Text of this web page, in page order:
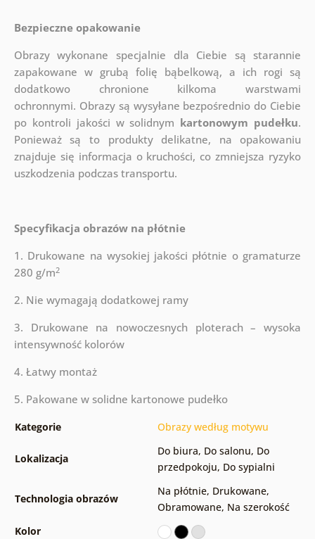
Bezpieczne opakowanie
Obrazy wykonane specjalnie dla Ciebie są starannie
zapakowane w grubą folię bąbelkową, a ich rogi są
dodatkowo chronione kilkoma warstwami
ochronnymi. Obrazy są wysyłane bezpośrednio do Ciebie
po kontroli jakości w solidnym kartonowym pudełku.
Ponieważ są to produkty delikatne, na opakowaniu
znajduje się informacja o kruchości, co zmniejsza ryzyko
uszkodzenia podczas transportu.
Specyfikacja obrazów na płótnie
1. Drukowane na wysokiej jakości płótnie o gramaturze
280 g/m2
2. Nie wymagają dodatkowej ramy
3. Drukowane na nowoczesnych ploterach – wysoka
intensywność kolorów
4. Łatwy montaż
5. Pakowane w solidne kartonowe pudełko
Kategorie Obrazy według motywu
Lokalizacja
Do biura, Do salonu, Do
przedpokoju, Do sypialni
Technologia obrazów
Na płótnie, Drukowane,
Obramowane, Na szerokość
Kolor